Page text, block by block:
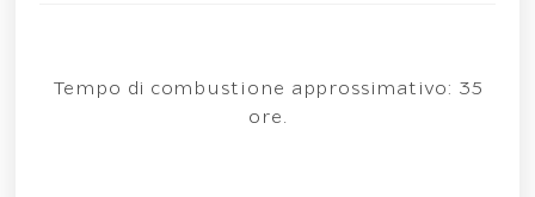
Tempo di combustione approssimativo: 35
ore.